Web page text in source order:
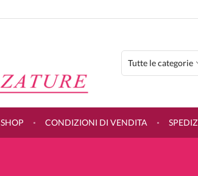
SHOP CONDIZIONI DI VENDITA